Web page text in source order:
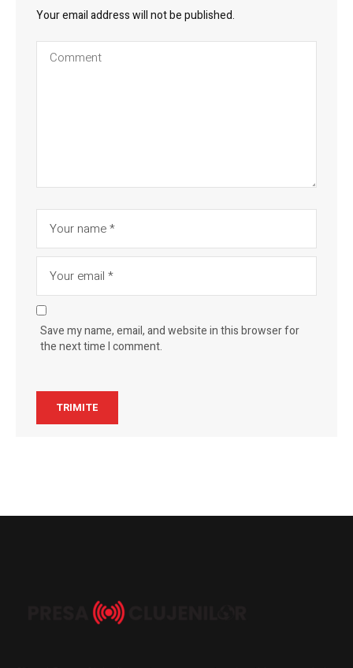
Your email address will not be published.
Save my name, email, and website in this browser for
the next time I comment.